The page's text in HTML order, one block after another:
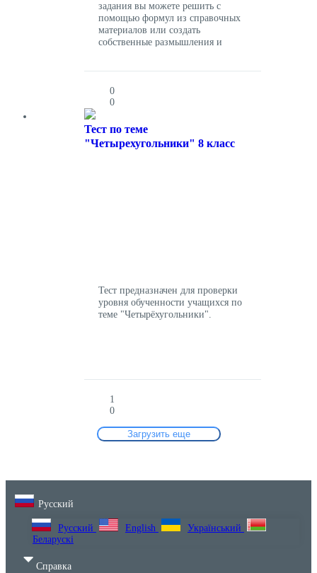
задания вы можете решить с
помощью формул из справочных
материалов или создать
собственные размышления и
0
0
Тест по теме
"Четырехугольники" 8 класс
Тест предназначен для проверки
уровня обученности учащихся по
теме "Четырёхугольники".
1
0
Загрузить еще
Русский
Русский English
Український
Беларускі
Справка